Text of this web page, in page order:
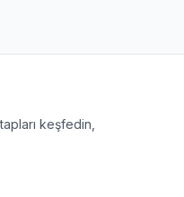
keşfedin,